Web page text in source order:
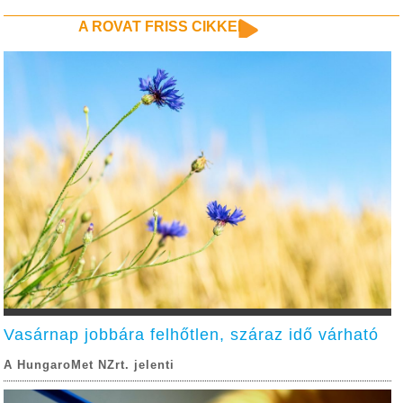
A ROVAT FRISS CIKKEI
Vasárnap jobbára felhőtlen, száraz idő várható
A HungaroMet NZrt. jelenti